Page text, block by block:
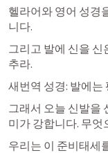
헬라어와 영어 성경
니다.
그리고 발에 신을
추라.
새번역 성경: 발에는
그래서 오늘 신발을
미가 강합니다. 무엇
우리는 이 준비태세